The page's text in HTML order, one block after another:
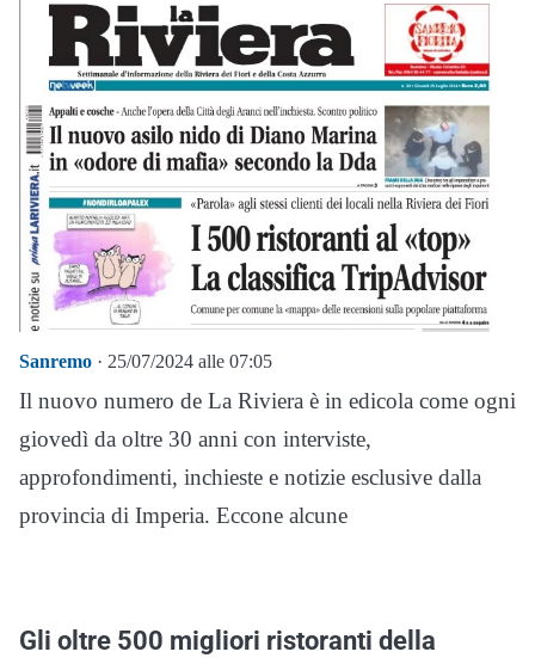
Sanremo · 25/07/2024 alle 07:05
Il nuovo numero de La Riviera è in edicola come ogni
giovedì da oltre 30 anni con interviste,
approfondimenti, inchieste e notizie esclusive dalla
provincia di Imperia. Eccone alcune
Gli oltre 500 migliori ristoranti della